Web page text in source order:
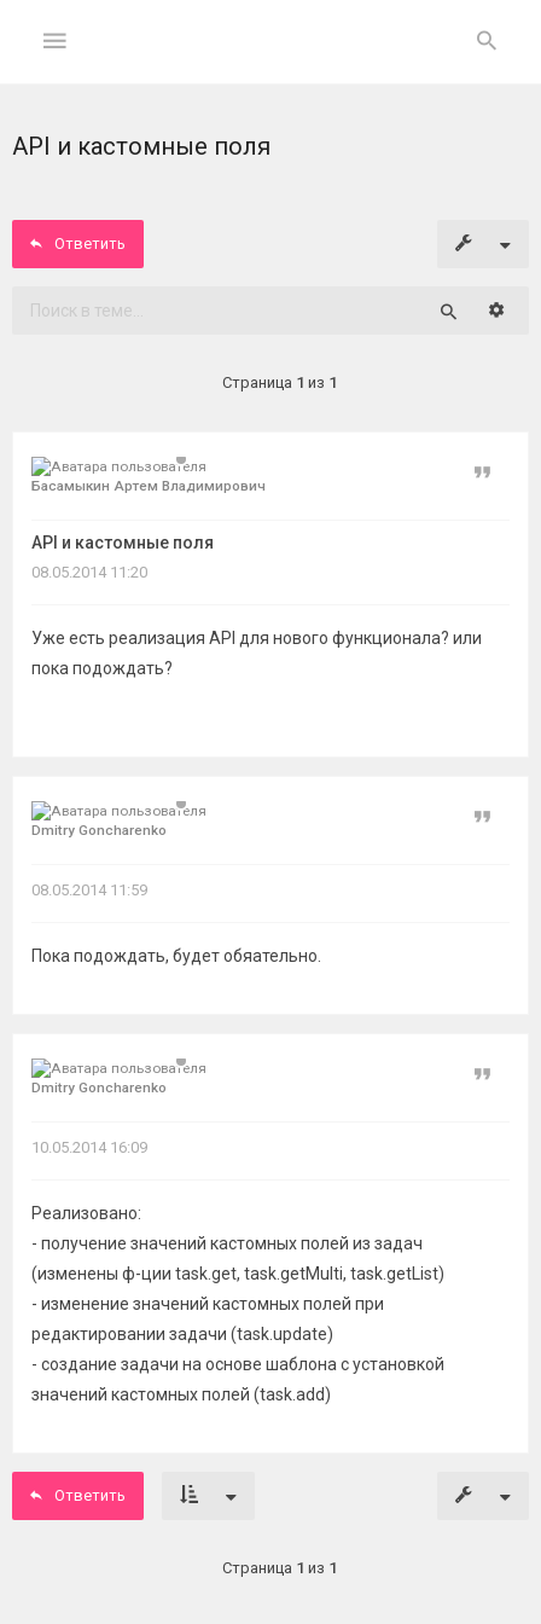
ГЛАВНАЯ
главную
ответов
темы
API и кастомные поля
Ответить
Страница 1 из 1
Басамыкин Артем Владимирович
API и кастомные поля
Цитата
08.05.2014 11:20
Уже есть реализация API для нового функционала? или
пока подождать?
Dmitry Goncharenko
Цитата
08.05.2014 11:59
Пока подождать, будет обяательно.
Dmitry Goncharenko
Цитата
10.05.2014 16:09
Реализовано:
- получение значений кастомных полей из задач
(изменены ф-ции task.get, task.getMulti, task.getList)
- изменение значений кастомных полей при
редактировании задачи (task.update)
- создание задачи на основе шаблона с установкой
значений кастомных полей (task.add)
Ответить
Страница 1 из 1